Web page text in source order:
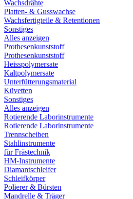
Wachsdrähte
Platten- & Gusswachse
Wachsfertigteile & Retentionen
Sonstiges
Alles anzeigen
Prothesenkunststoff
Prothesenkunststoff
Heisspolymersate
Kaltpolymersate
Unterfütterungsmaterial
Küvetten
Sonstiges
Alles anzeigen
Rotierende Laborinstrumente
Rotierende Laborinstrumente
Trennscheiben
Stahlinstrumente
für Frästechnik
HM-Instrumente
Diamantschleifer
Schleifkörper
Polierer & Bürsten
Mandrelle & Träger